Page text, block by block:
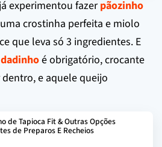
experimentou fazerpãozinho
crostinha perfeita e miolo
que leva só 3 ingredientes. E
dadinhoé obrigatório, crocante
e aquele queijo
de Tapioca Fit & Outras Opções
de Preparos E Recheios